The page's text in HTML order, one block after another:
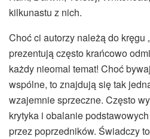
kilkunastu z nich.
Choć ci autorzy należą do kręgu
prezentują często krańcowo
każdy nieomal temat! Choć
wspólne, to znajdują się tak
wzajemnie sprzeczne. Często
krytyka i obalanie
przez poprzedników. Świadczy